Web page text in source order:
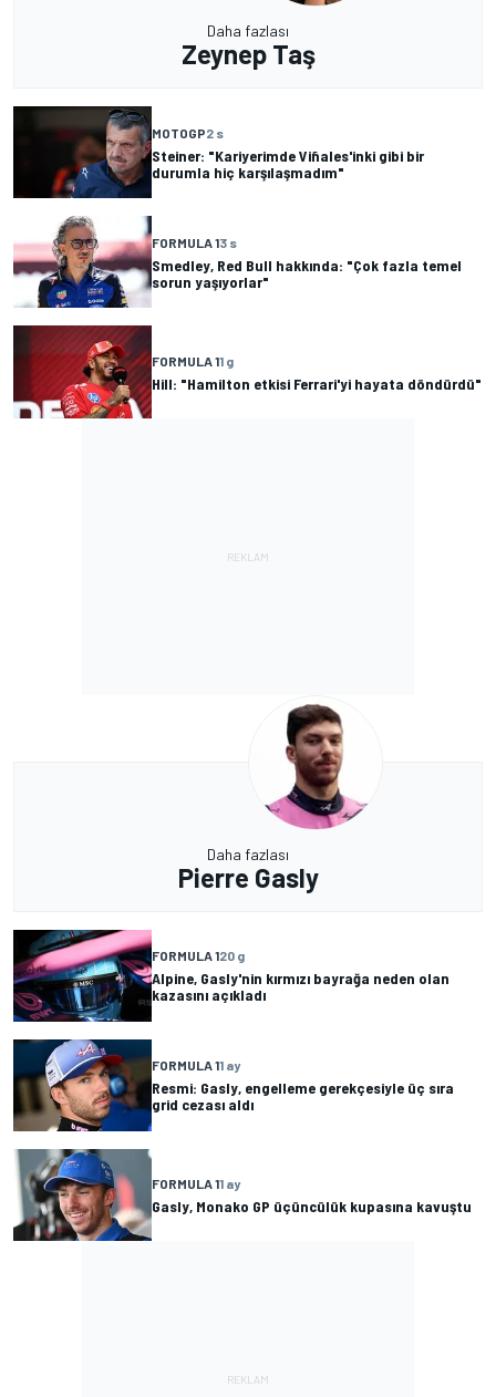
Daha fazlası
Zeynep Taş
MOTOGP2 s
Steiner: "Kariyerimde Viñales'inki gibi bir
durumla hiç karşılaşmadım"
FORMULA 13 s
Smedley, Red Bull hakkında: "Çok fazla temel
sorun yaşıyorlar"
FORMULA 11 g
Hill: "Hamilton etkisi Ferrari'yi hayata döndürdü"
Daha fazlası
Pierre Gasly
FORMULA 120 g
Alpine, Gasly'nin kırmızı bayrağa neden olan
kazasını açıkladı
FORMULA 11 ay
Resmi: Gasly, engelleme gerekçesiyle üç sıra
grid cezası aldı
FORMULA 11 ay
Gasly, Monako GP üçüncülük kupasına kavuştu